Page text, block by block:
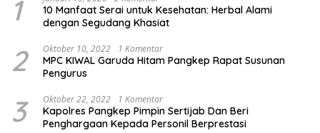
1
10 Manfaat Serai untuk Kesehatan: Herbal Alami
dengan Segudang Khasiat
2 Oktober 10, 2022 1 Komentar
MPC KIWAL Garuda Hitam Pangkep Rapat Susunan
Pengurus
3 Oktober 22, 2022 1 Komentar
Kapolres Pangkep Pimpin Sertijab Dan Beri
Penghargaan Kepada Personil Berprestasi